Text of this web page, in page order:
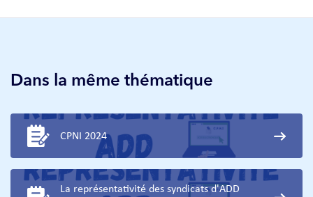
Dans la même thématique
CPNI 2024
La représentativité des syndicats d'ADD